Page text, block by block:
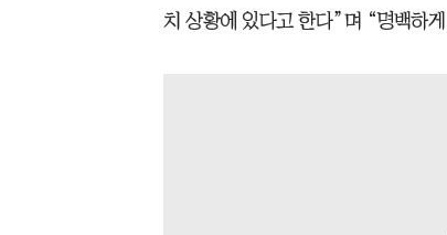
치 상황에 있다고 한다”며 “명백하